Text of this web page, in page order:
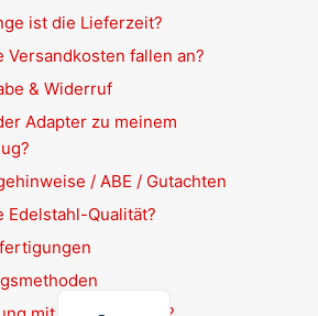
ist die Lieferzeit?
Versandkosten fallen an?
& Widerruf
Adapter zu meinem
/ ABE / Gutachten
Edelstahl-Qualität?
English